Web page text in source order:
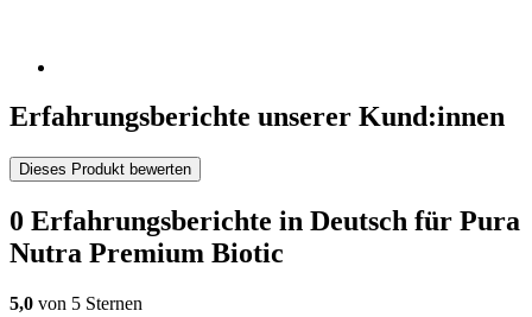
Erfahrungsberichte unserer Kund:innen
Dieses Produkt bewerten
0 Erfahrungsberichte in Deutsch für Pura
Nutra Premium Biotic
5,0 von 5 Sternen